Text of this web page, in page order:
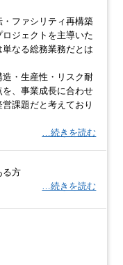
・ファシリティ再構築
ジェクトを主導いた
なる総務業務だとは
造・生産性・リスク耐
、事業成長に合わせ
課題だと考えており
…続きを読む
る方
…続きを読む